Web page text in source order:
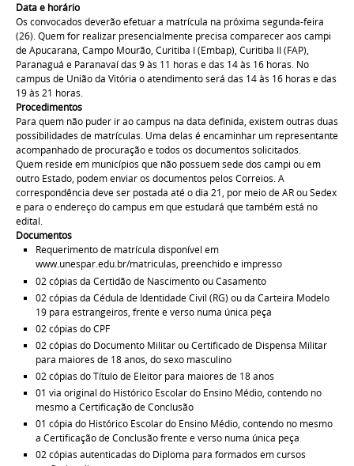
Data e horário
Os convocados deverão efetuar a matrícula na próxima segunda-feira
(26). Quem for realizar presencialmente precisa comparecer aos campi
de Apucarana, Campo Mourão, Curitiba I (Embap), Curitiba II (FAP),
Paranaguá e Paranavaí das 9 às 11 horas e das 14 às 16 horas. No
campus de União da Vitória o atendimento será das 14 às 16 horas e das
19 às 21 horas.
Procedimentos
Para quem não puder ir ao campus na data definida, existem outras duas
possibilidades de matrículas. Uma delas é encaminhar um representante
acompanhado de procuração e todos os documentos solicitados.
Quem reside em municípios que não possuem sede dos campi ou em
outro Estado, podem enviar os documentos pelos Correios. A
correspondência deve ser postada até o dia 21, por meio de AR ou Sedex
e para o endereço do campus em que estudará que também está no
edital.
Documentos
Requerimento de matrícula disponível em
www.unespar.edu.br/matriculas, preenchido e impresso
02 cópias da Certidão de Nascimento ou Casamento
02 cópias da Cédula de Identidade Civil (RG) ou da Carteira Modelo
19 para estrangeiros, frente e verso numa única peça
02 cópias do CPF
02 cópias do Documento Militar ou Certificado de Dispensa Militar
para maiores de 18 anos, do sexo masculino
02 cópias do Título de Eleitor para maiores de 18 anos
01 via original do Histórico Escolar do Ensino Médio, contendo no
mesmo a Certificação de Conclusão
01 cópia do Histórico Escolar do Ensino Médio, contendo no mesmo
a Certificação de Conclusão frente e verso numa única peça
02 cópias autenticadas do Diploma para formados em cursos